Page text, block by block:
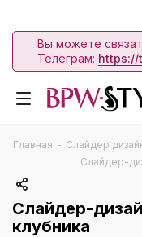
Вы можете
Телеграм: https://
Главная - Слайдер
Слайдер-
Слайдер-
клубника